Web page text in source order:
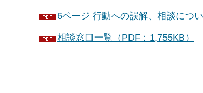
6ページ 行動への誤解、相談につ
相談窓口一覧（PDF：1,755KB）